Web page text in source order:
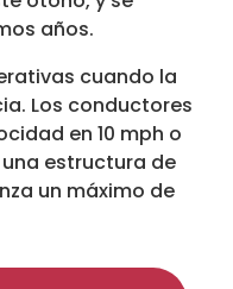
años.
cuando la
Los conductores
en 10 mph o
estructura de
un máximo de